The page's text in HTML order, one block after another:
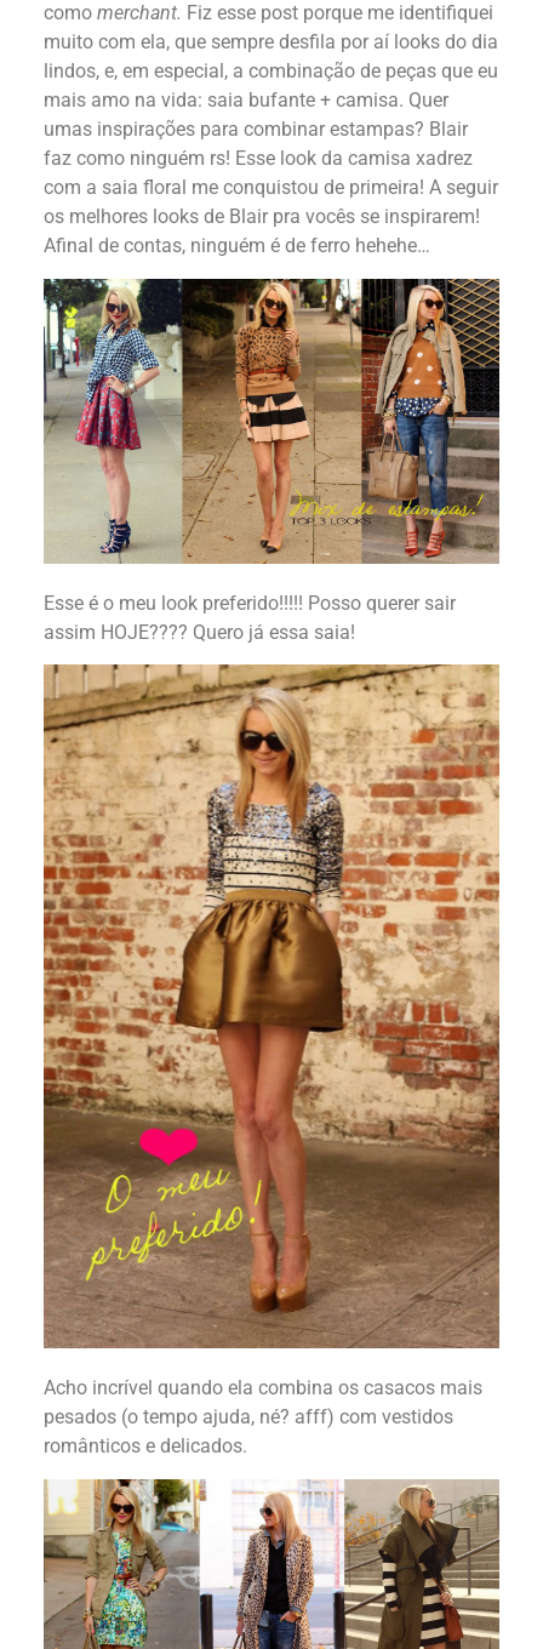
como merchant. Fiz esse post porque me identifiquei
muito com ela, que sempre desfila por aí looks do dia
lindos, e, em especial, a combinação de peças que eu
mais amo na vida: saia bufante + camisa. Quer
umas inspirações para combinar estampas? Blair
faz como ninguém rs! Esse look da camisa xadrez
com a saia floral me conquistou de primeira! A seguir
os melhores looks de Blair pra vocês se inspirarem!
Afinal de contas, ninguém é de ferro hehehe…
Esse é o meu look preferido!!!!! Posso querer sair
assim HOJE???? Quero já essa saia!
Acho incrível quando ela combina os casacos mais
pesados (o tempo ajuda, né? afff) com vestidos
românticos e delicados.